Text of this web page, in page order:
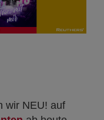
wir NEU! auf